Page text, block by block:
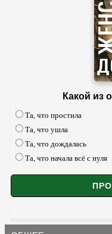
Какой из
Та, что простила
Та, что ушла
Та, что дождалась
Та, что начала всё с нуля